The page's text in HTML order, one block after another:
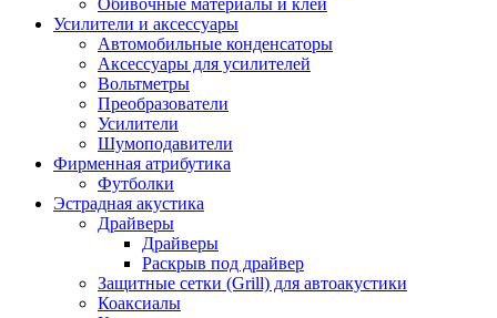
Обивочные материалы и клей
Усилители и аксессуары
Автомобильные конденсаторы
Аксессуары для усилителей
Вольтметры
Преобразователи
Усилители
Шумоподавители
Фирменная атрибутика
Футболки
Эстрадная акустика
Драйверы
Драйверы
Раскрыв под драйвер
Защитные сетки (Grill) для автоакустики
Коаксиалы